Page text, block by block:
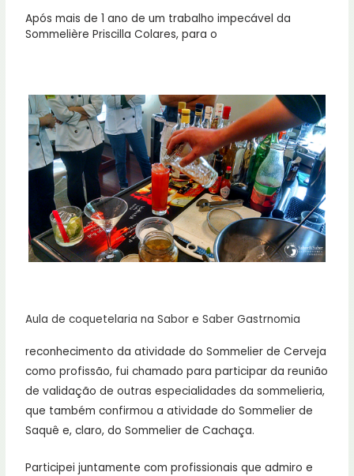
Após mais de 1 ano de um trabalho impecável da
Sommelière Priscilla Colares, para o
Aula de coquetelaria na Sabor e Saber Gastrnomia
reconhecimento da atividade do Sommelier de Cerveja
como profissão, fui chamado para participar da reunião
de validação de outras especialidades da sommelieria,
que também confirmou a atividade do Sommelier de
Saquê e, claro, do Sommelier de Cachaça.
Participei juntamente com profissionais que admiro e